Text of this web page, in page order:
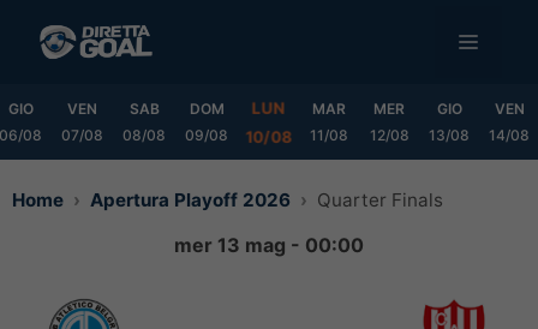
MENU
GIO
06/08
VEN
07/08
SAB
08/08
DOM
09/08
LUN
10/08
MAR
11/08
MER
12/08
GIO
13/08
VEN
14/08
Home Apertura Playoff 2026 Quarter Finals
mer 13 mag - 00:00